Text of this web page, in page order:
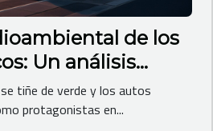
de los
Un análisis
tiñe de verde y los autos
protagonistas en...